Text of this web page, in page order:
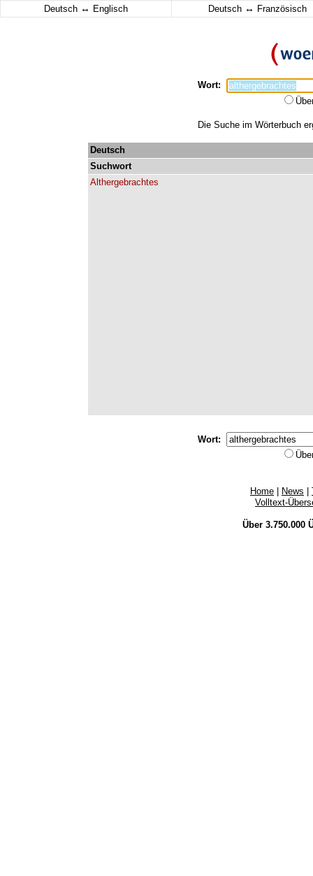
Deutsch ↔ Englisch Deutsch ↔ Französisch
Wort:
Die Suche im Wörterbuch
Deutsch
Suchwort
Althergebrachtes
Wort:
Home News
Volltext-
Über 3.750.000